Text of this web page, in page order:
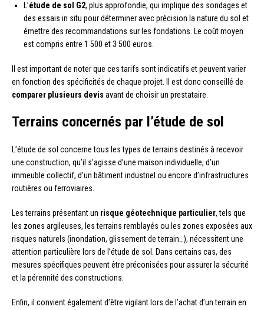
L’étude de sol G2, plus approfondie, qui implique des sondages et
des essais in situ pour déterminer avec précision la nature du sol et
émettre des recommandations sur les fondations. Le coût moyen
est compris entre 1 500 et 3 500 euros.
Il est important de noter que ces tarifs sont indicatifs et peuvent varier
en fonction des spécificités de chaque projet. Il est donc conseillé de
comparer plusieurs devis avant de choisir un prestataire.
Terrains concernés par l’étude de sol
L’étude de sol concerne tous les types de terrains destinés à recevoir
une construction, qu’il s’agisse d’une maison individuelle, d’un
immeuble collectif, d’un bâtiment industriel ou encore d’infrastructures
routières ou ferroviaires.
Les terrains présentant un risque géotechnique particulier, tels que
les zones argileuses, les terrains remblayés ou les zones exposées aux
risques naturels (inondation, glissement de terrain…), nécessitent une
attention particulière lors de l’étude de sol. Dans certains cas, des
mesures spécifiques peuvent être préconisées pour assurer la sécurité
et la pérennité des constructions.
Enfin, il convient également d’être vigilant lors de l’achat d’un terrain en